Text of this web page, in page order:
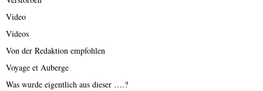
Video
Videos
Von der Redaktion empfohlen
Voyage et Auberge
Was wurde eigentlich aus dieser ….?